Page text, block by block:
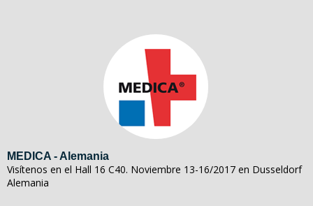
MEDICA - Alemania
Visítenos en el Hall 16 C40. Noviembre 13-16/2017 en Dusseldorf
Alemania